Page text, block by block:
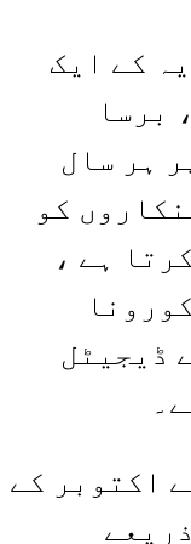
کے ایک
برسا
ہر سال
کو
ہے ،
ڈیجیٹل
اکتوبر کے